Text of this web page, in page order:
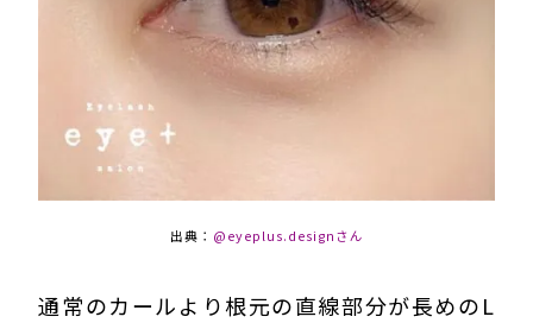
出典： @eyeplus.designさん
通常のカールより根元の直線部分が長めのL